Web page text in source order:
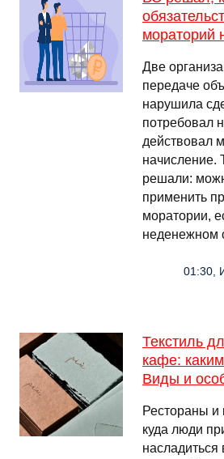
мораторий
Две
передаче
нарушила
потребовал
действовал
начисление.
решали:
применить
моратории,
неденежном
01:30,
Текстиль
кафе:
Виды и
Рестораны
куда люди
насладиться